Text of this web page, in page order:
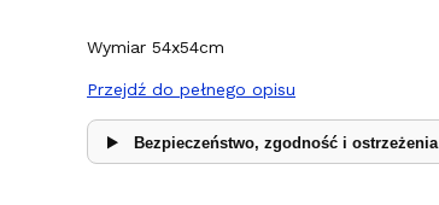
Wymiar 54x54cm
Przejdź do pełnego opisu
Bezpieczeństwo, zgodność i ostrzeżenia